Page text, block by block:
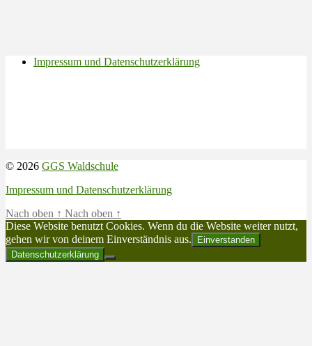
Impressum und Datenschutzerklärung
© 2026 GGS Waldschule
Impressum und Datenschutzerklärung
Nach oben ↑ Nach oben ↑
Diese Website benutzt Cookies. Wenn du die Website weiter nutzt,
gehen wir von deinem Einverständnis aus.
Einverstanden
Datenschutzerklärung